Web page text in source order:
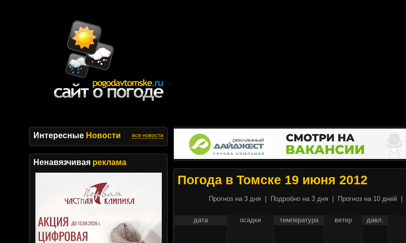
Интересные Новости все новости
Ненавязчивая реклама
Погода в Томске 19 июня 2012
Прогноз на 3 дня Подробно на 3 дня Прогноз на 10 дней
дата осадки температура ветер давл.